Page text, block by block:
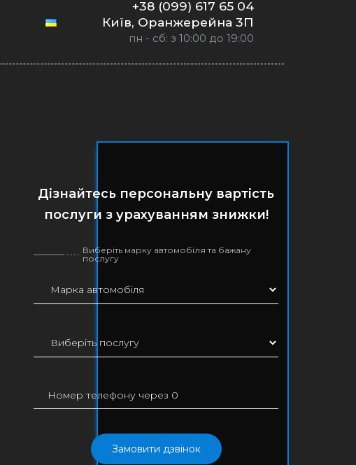
+38 (099) 617 65 04
Київ, Оранжерейна 3П
пн - сб: з 10:00 до 19:00
Дізнайтесь персональну вартість
послуги з урахуванням знижки!
Виберіть марку автомобіля та бажану
послугу
Замовити дзвінок